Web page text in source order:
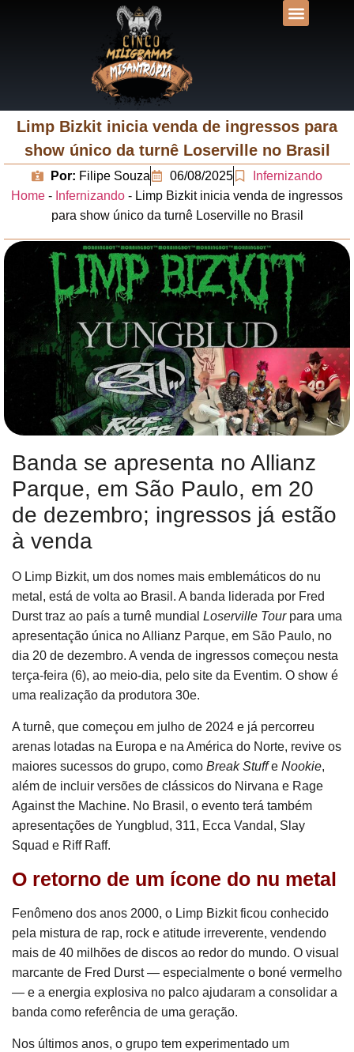
Limp Bizkit inicia venda de ingressos para
show único da turnê Loserville no Brasil
Por: Filipe Souza 06/08/2025
Infernizando
Home - Infernizando - Limp Bizkit inicia venda de ingressos
para show único da turnê Loserville no Brasil
Banda se apresenta no Allianz
Parque, em São Paulo, em 20
de dezembro; ingressos já estão
à venda
O Limp Bizkit, um dos nomes mais emblemáticos do nu
metal, está de volta ao Brasil. A banda liderada por Fred
Durst traz ao país a turnê mundial Loserville Tourpara uma
apresentação única no Allianz Parque, em São Paulo, no
dia 20 de dezembro. A venda de ingressos começou nesta
terça-feira (6), ao meio-dia, pelo site da Eventim. O show é
uma realização da produtora 30e.
A turnê, que começou em julho de 2024 e já percorreu
arenas lotadas na Europa e na América do Norte, revive os
maiores sucessos do grupo, como Break Stuffe Nookie,
além de incluir versões de clássicos do Nirvana e Rage
Against the Machine. No Brasil, o evento terá também
apresentações de Yungblud, 311, Ecca Vandal, Slay
Squad e Riff Raff.
O retorno de um ícone do nu metal
Fenômeno dos anos 2000, o Limp Bizkit ficou conhecido
pela mistura de rap, rock e atitude irreverente, vendendo
mais de 40 milhões de discos ao redor do mundo. O visual
marcante de Fred Durst — especialmente o boné vermelho
— e a energia explosiva no palco ajudaram a consolidar a
banda como referência de uma geração.
Nos últimos anos, o grupo tem experimentado um